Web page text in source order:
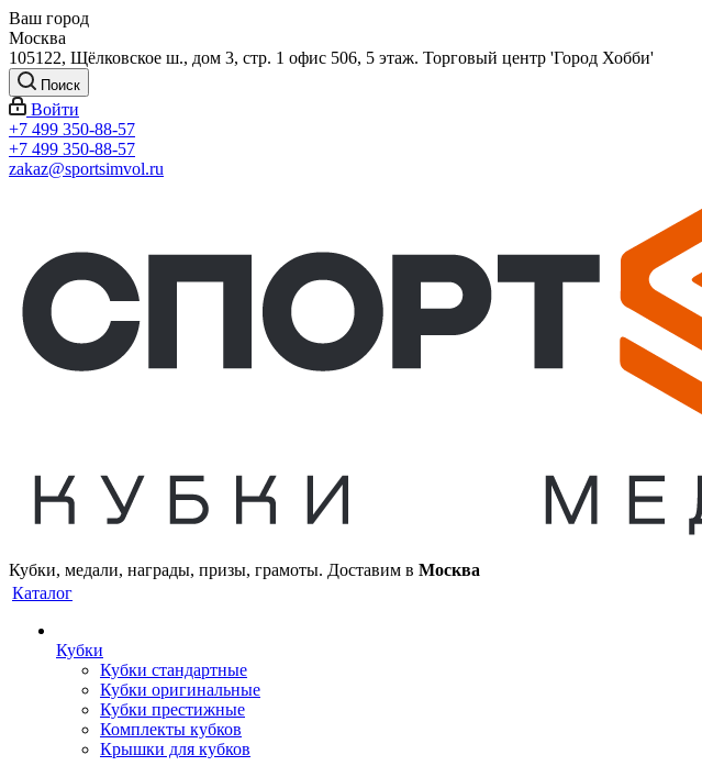
Ваш город
Москва
105122, Щёлковское ш., дом 3, стр. 1 офис 506, 5 этаж. Торговый центр 'Город Хобби'
Поиск
Войти
+7 499 350-88-57
+7 499 350-88-57
zakaz@sportsimvol.ru
Кубки, медали, награды, призы, грамоты. Доставим в Москва
Каталог
Кубки
Кубки стандартные
Кубки оригинальные
Кубки престижные
Комплекты кубков
Крышки для кубков